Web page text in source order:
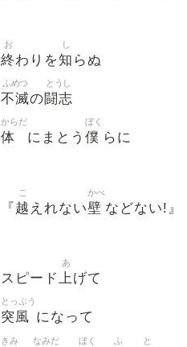
終
お
わりを知
し
らぬ
不滅
ふめつ
の闘志
とうし
体
からだ
にまとう 僕
ぼく
らに
『 越
こ
えれない壁
かべ
などない!』
スピード上
あ
げて
突風
とっぷう
になって
きみ なみだ ぼく ふ と